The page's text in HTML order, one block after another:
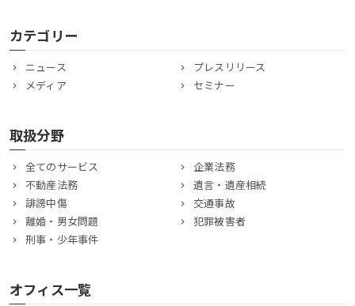
カテゴリー
ニュース
プレスリリース
メディア
セミナー
取扱分野
全てのサービス
企業法務
不動産法務
遺言・遺産相続
誹謗中傷
交通事故
離婚・男女問題
犯罪被害者
刑事・少年事件
オフィス一覧